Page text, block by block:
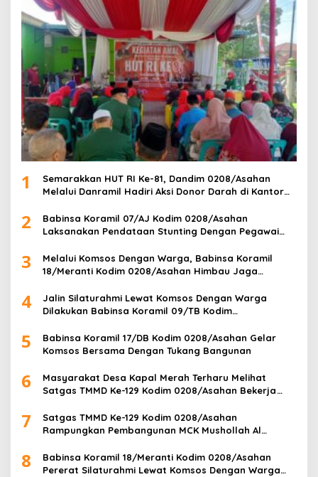
1
Semarakkan HUT RI Ke-81, Dandim 0208/Asahan
Melalui Danramil Hadiri Aksi Donor Darah di Kantor
2
Babinsa Koramil 07/AJ Kodim 0208/Asahan
Laksanakan Pendataan Stunting Dengan Pegawai
3
Melalui Komsos Dengan Warga, Babinsa Koramil
18/Meranti Kodim 0208/Asahan Himbau Jaga
4
Jalin Silaturahmi Lewat Komsos Dengan Warga
Dilakukan Babinsa Koramil 09/TB Kodim
5
Babinsa Koramil 17/DB Kodim 0208/Asahan Gelar
Komsos Bersama Dengan Tukang Bangunan
6
Masyarakat Desa Kapal Merah Terharu Melihat
Satgas TMMD Ke-129 Kodim 0208/Asahan Bekerja
7
Satgas TMMD Ke-129 Kodim 0208/Asahan
Rampungkan Pembangunan MCK Mushollah Al
8
Babinsa Koramil 18/Meranti Kodim 0208/Asahan
Pererat Silaturahmi Lewat Komsos Dengan Warga